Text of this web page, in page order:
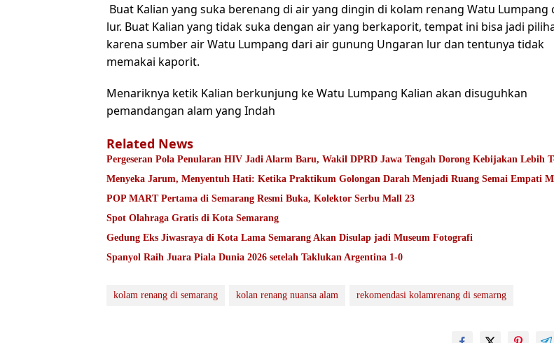
Buat Kalian yang suka berenang di air yang dingin di kolam renang Watu Lumpang
lur. Buat Kalian yang tidak suka dengan air yang berkaporit, tempat ini bisa jadi
karena sumber air Watu Lumpang dari air gunung Ungaran lur dan tentunya tidak
memakai kaporit.
Menariknya ketik Kalian berkunjung ke Watu Lumpang Kalian akan disuguhkan
pemandangan alam yang Indah
Related News
Pergeseran Pola Penularan HIV Jadi Alarm Baru, Wakil DPRD Jawa Tengah Dorong Kebijakan Lebih
Menyeka Jarum, Menyentuh Hati: Ketika Praktikum Golongan Darah Menjadi Ruang Semai
POP MART Pertama di Semarang Resmi Buka, Kolektor Serbu Mall 23
Spot Olahraga Gratis di Kota Semarang
Gedung Eks Jiwasraya di Kota Lama Semarang Akan Disulap jadi Museum Fotografi
Spanyol Raih Juara Piala Dunia 2026 setelah Taklukan Argentina 1-0
kolam renang di semarang kolan renang nuansa alam rekomendasi kolamrenang di semarng